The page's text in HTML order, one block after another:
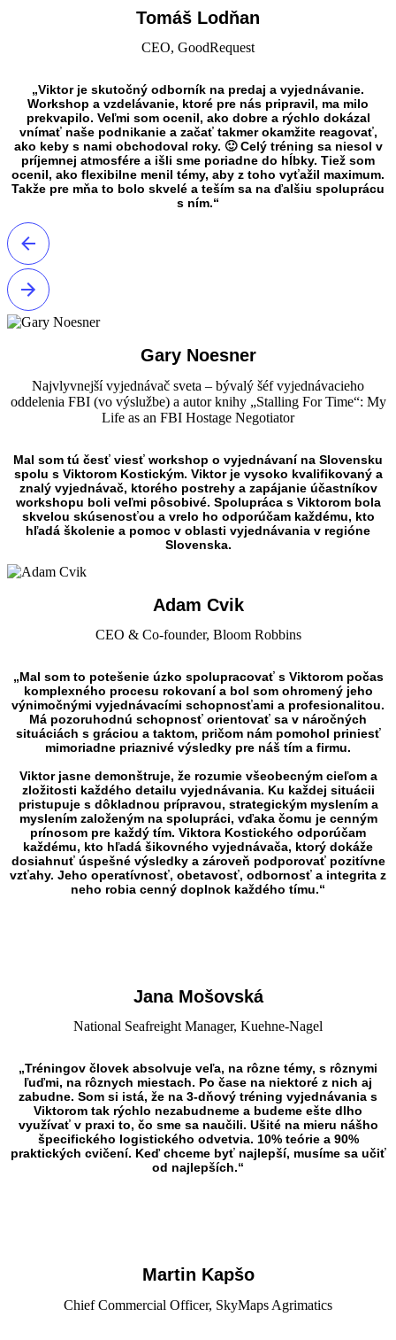
Tomáš Lodňan
CEO, GoodRequest
„Viktor je skutočný odborník na predaj a vyjednávanie.
Workshop a vzdelávanie, ktoré pre nás pripravil, ma milo
prekvapilo. Veľmi som ocenil, ako dobre a rýchlo dokázal
vnímať naše podnikanie a začať takmer okamžite reagovať,
ako keby s nami obchodoval roky. 🙂 Celý tréning sa niesol v
príjemnej atmosfére a išli sme poriadne do hĺbky. Tiež som
ocenil, ako flexibilne menil témy, aby z toho vyťažil maximum.
Takže pre mňa to bolo skvelé a teším sa na ďalšiu spoluprácu
s ním.“
Gary Noesner
Najvlyvnejší vyjednávač sveta – bývalý šéf vyjednávacieho
oddelenia FBI (vo výslužbe) a autor knihy „Stalling For Time“: My
Life as an FBI Hostage Negotiator
Mal som tú česť viesť workshop o vyjednávaní na Slovensku
spolu s Viktorom Kostickým. Viktor je vysoko kvalifikovaný a
znalý vyjednávač, ktorého postrehy a zapájanie účastníkov
workshopu boli veľmi pôsobivé. Spolupráca s Viktorom bola
skvelou skúsenosťou a vrelo ho odporúčam každému, kto
hľadá školenie a pomoc v oblasti vyjednávania v regióne
Slovenska.
Adam Cvik
CEO & Co-founder, Bloom Robbins
„Mal som to potešenie úzko spolupracovať s Viktorom počas
komplexného procesu rokovaní a bol som ohromený jeho
výnimočnými vyjednávacími schopnosťami a profesionalitou.
Má pozoruhodnú schopnosť orientovať sa v náročných
situáciách s gráciou a taktom, pričom nám pomohol priniesť
mimoriadne priaznivé výsledky pre náš tím a firmu.
Viktor jasne demonštruje, že rozumie všeobecným cieľom a
zložitosti každého detailu vyjednávania. Ku každej situácii
pristupuje s dôkladnou prípravou, strategickým myslením a
myslením založeným na spolupráci, vďaka čomu je cenným
prínosom pre každý tím. Viktora Kostického odporúčam
každému, kto hľadá šikovného vyjednávača, ktorý dokáže
dosiahnuť úspešné výsledky a zároveň podporovať pozitívne
vzťahy. Jeho operatívnosť, obetavosť, odbornosť a integrita z
neho robia cenný doplnok každého tímu.“
Jana Mošovská
National Seafreight Manager, Kuehne-Nagel
„Tréningov človek absolvuje veľa, na rôzne témy, s rôznymi
ľuďmi, na rôznych miestach. Po čase na niektoré z nich aj
zabudne. Som si istá, že na 3-dňový tréning vyjednávania s
Viktorom tak rýchlo nezabudneme a budeme ešte dlho
využívať v praxi to, čo sme sa naučili. Ušité na mieru nášho
špecifického logistického odvetvia. 10% teórie a 90%
praktických cvičení. Keď chceme byť najlepší, musíme sa učiť
od najlepších.“
Martin Kapšo
Chief Commercial Officer, SkyMaps Agrimatics